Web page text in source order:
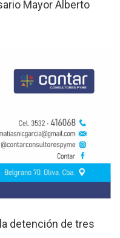
Mayor Alberto
detención de tres